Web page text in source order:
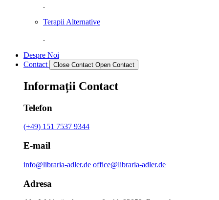
.
Terapii Alternative
.
Despre Noi
Contact
Close Contact Open Contact
Informații Contact
Telefon
(+49) 151 7537 9344
E-mail
info@libraria-adler.de office@libraria-adler.de
Adresa